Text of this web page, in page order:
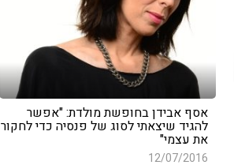
אסף אבידן בחופשת מולדת: "אפשר
להגיד שיצאתי לסוג של פנסיה כדי לחקור
את עצמי"
12/07/2016